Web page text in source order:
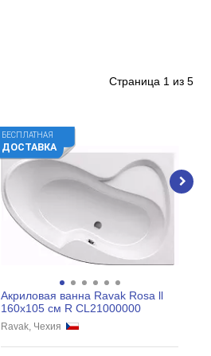
Страница 1 из 5
БЕСПЛАТНАЯ
ДОСТАВКА
Акриловая ванна Ravak Rosa ll
160x105 см R CL21000000
Ravak, Чехия